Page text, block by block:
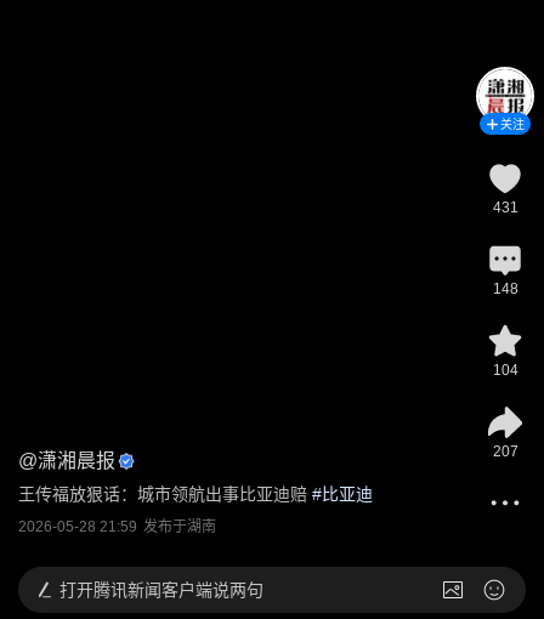
@潇湘晨报
王传福放狠话：城市领航出事比亚迪赔 #比亚迪
2026-05-28 21:59 发布于湖南
关注
431
148
104
207
打开腾讯新闻客户端说两句